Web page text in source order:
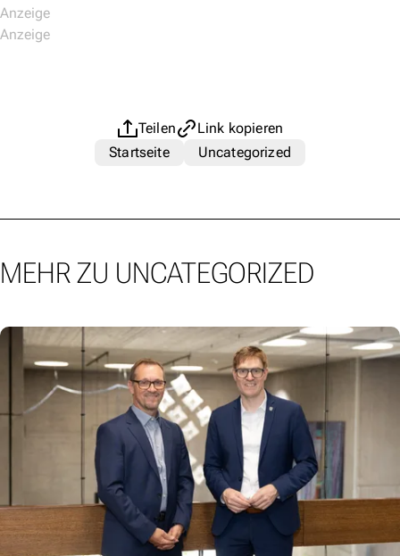
Teilen
Link kopieren
Startseite
Uncategorized
MEHR ZU UNCATEGORIZED